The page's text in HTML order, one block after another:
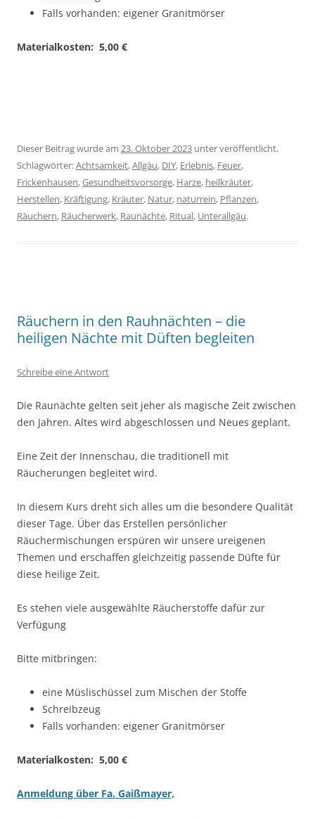
Falls vorhanden: eigener Granitmörser
Materialkosten: 5,00 €
Dieser Beitrag wurde am 23. Oktober 2023 unter veröffentlicht.
Schlagwörter:Achtsamkeit,Allgäu, DIY, Erlebnis, Feuer,
Frickenhausen,Gesundheitsvorsorge, Harze, heilkräuter,
Herstellen, Kräftigung, Kräuter, Natur, naturrein, Pflanzen,
Räuchern, Räucherwerk, Raunächte, Ritual, Unterallgäu.
Räuchern in den Rauhnächten – die
heiligen Nächte mit Düften begleiten
Schreibe eine Antwort
Die Raunächte gelten seit jeher als magische Zeit zwischen
den Jahren. Altes wird abgeschlossen und Neues geplant.
Eine Zeit der Innenschau, die traditionell mit
Räucherungen begleitet wird.
In diesem Kurs dreht sich alles um die besondere Qualität
dieser Tage. Über das Erstellen persönlicher
Räuchermischungen erspüren wir unsere ureigenen
Themen und erschaffen gleichzeitig passende Düfte für
diese heilige Zeit.
Es stehen viele ausgewählte Räucherstoffe dafür zur
Verfügung
Bitte mitbringen:
eine Müslischüssel zum Mischen der Stoffe
Schreibzeug
Falls vorhanden: eigener Granitmörser
Materialkosten: 5,00 €
Anmeldung über Fa. Gaißmayer,